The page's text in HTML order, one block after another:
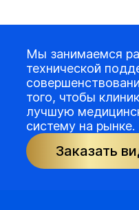
Мы занимаемся
технической
того, чтобы
лучшую
систему на рынке.
Заказать